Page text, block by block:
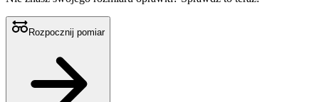
Rozpocznij pomiar